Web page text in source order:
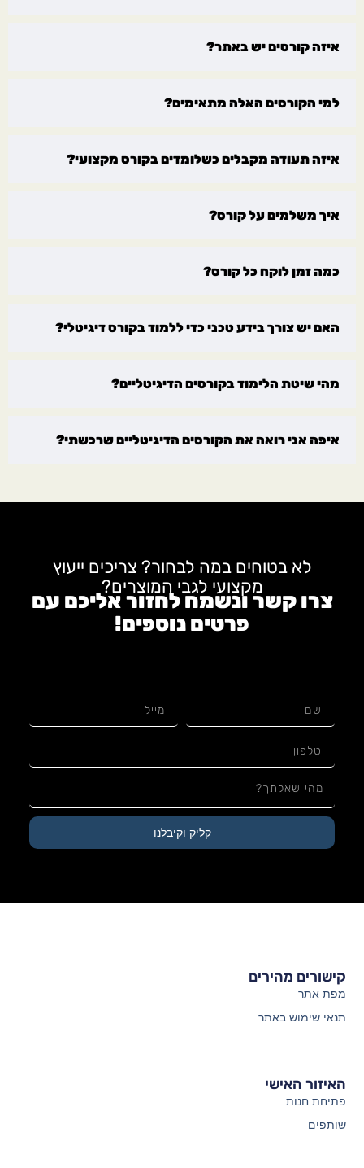
איזה קורסים יש באתר?
למי הקורסים האלה מתאימים?
איזה תעודה מקבלים כשלומדים בקורס מקצועי?
איך משלמים על קורס?
כמה זמן לוקח כל קורס?
האם יש צורך בידע טכני כדי ללמוד בקורס דיגיטלי?
מהי שיטת הלימוד בקורסים הדיגיטליים?
איפה אני רואה את הקורסים הדיגיטליים שרכשתי?
לא בטוחים במה לבחור? צריכים ייעוץ
מקצועי לגבי המוצרים?
צרו קשר ונשמח לחזור אליכם עם
פרטים נוספים!
לגבי: תפילין בהמה גסה מהודרות בנוסח אשכנזי | מקשה,
קליק וקיבלנו
האיזור האישי
פתיחת חנות
שותפים
קישורים מהירים
מפת אתר
תנאי שימוש באתר